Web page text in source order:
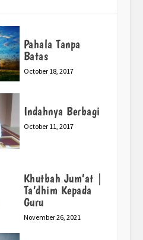
Pahala Tanpa
Batas
October 18, 2017
Indahnya Berbagi
October 11, 2017
Khutbah Jum’at |
Ta’dhim Kepada
Guru
November 26, 2021